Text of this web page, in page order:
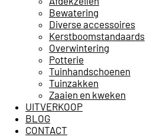
Bewatering
Diverse accessoires
Kerstboomstandaards
Overwintering
Potterie
Tuinhandschoenen
Tuinzakken
Zaaien en kweken
UITVERKOOP
BLOG
CONTACT